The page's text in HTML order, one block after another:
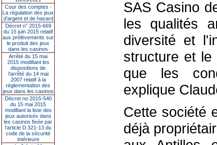
Cour des comptes -
La régulation des jeux
d’argent et de hasard
Décret n° 2015-669
du 15 juin 2015 relatif
aux prélèvements sur
le produit des jeux
dans les casinos
Arrêté du 15 mai
2015 modifiant les
dispositions de
l’arrêté du 14 mai
2007 relatif à la
réglementation des
jeux dans les casinos
Décret no 2015-540
du 15 mai 2015
modifiant la liste des
jeux autorisés dans
les casinos fixée par
l’article D.321-13 du
code de la sécurité
intérieure
SAS Casino
les qualités
diversité et
structure et le
que les
explique
Cette société
déjà